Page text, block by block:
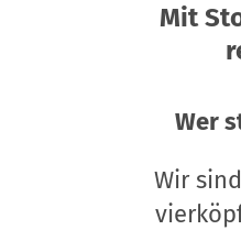
Mit
Wer
Wir